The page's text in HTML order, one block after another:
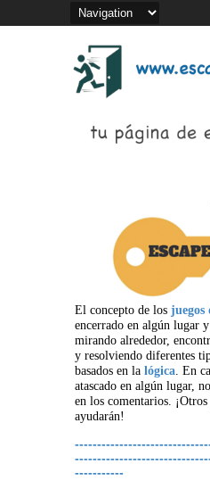
El concepto de los juegos
encerrado en algún lugar
mirando alrededor,
y resolviendo diferentes
basados en la lógica. En
atascado en algún lugar,
en los comentarios.
ayudarán!
-----------